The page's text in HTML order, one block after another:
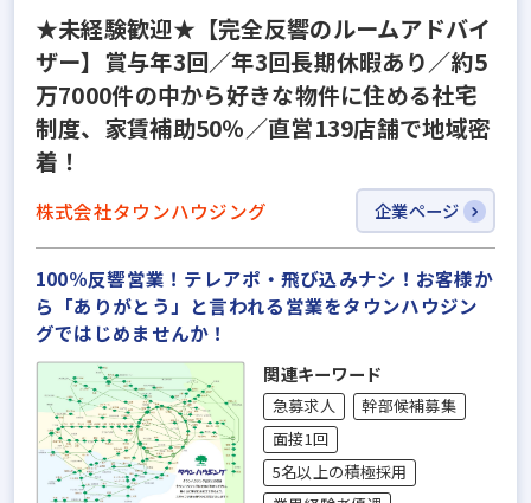
★未経験歓迎★【完全反響のルームアドバイ
ザー】賞与年3回／年3回長期休暇あり／約5
万7000件の中から好きな物件に住める社宅
制度、家賃補助50％／直営139店舗で地域密
着！
株式会社タウンハウジング 企業ページ
100％反響営業！テレアポ・飛び込みナシ！お客様か
ら「ありがとう」と言われる営業をタウンハウジン
グではじめませんか！
関連キーワード
急募求人
幹部候補募集
面接1回
5名以上の積極採用